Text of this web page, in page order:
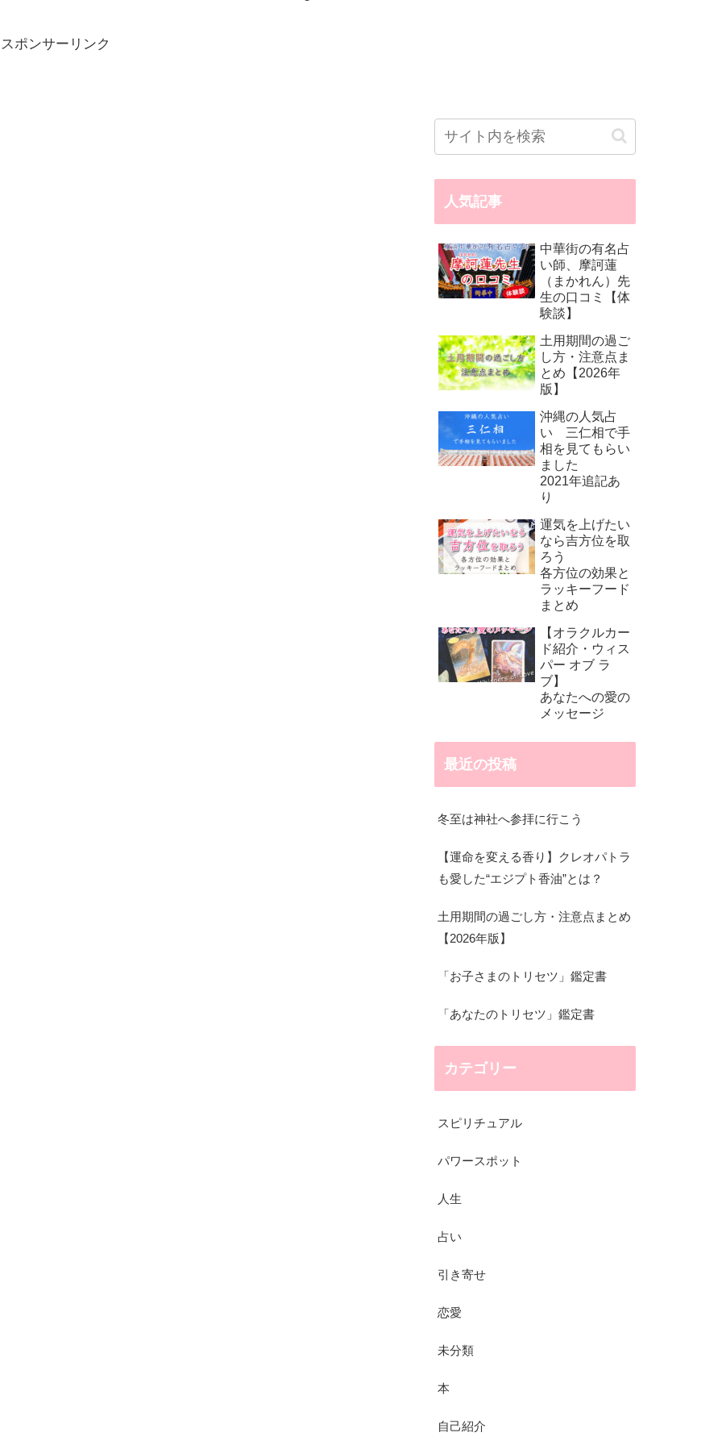
スポンサーリンク
人気記事
中華街の有名占
い師、摩訶蓮
（まかれん）先
生の口コミ【体
験談】
土用期間の過ご
し方・注意点ま
とめ【2026年
版】
沖縄の人気占
い 三仁相で手
相を見てもらい
ました
2021年追記あ
り
運気を上げたい
なら吉方位を取
ろう
各方位の効果と
ラッキーフード
まとめ
【オラクルカー
ド紹介・ウィス
パー オブ ラ
ブ】
あなたへの愛の
メッセージ
最近の投稿
冬至は神社へ参拝に行こう
【運命を変える香り】クレオパトラ
も愛した“エジプト香油”とは？
土用期間の過ごし方・注意点まとめ
【2026年版】
「お子さまのトリセツ」鑑定書
「あなたのトリセツ」鑑定書
カテゴリー
スピリチュアル
パワースポット
人生
占い
引き寄せ
恋愛
未分類
本
自己紹介